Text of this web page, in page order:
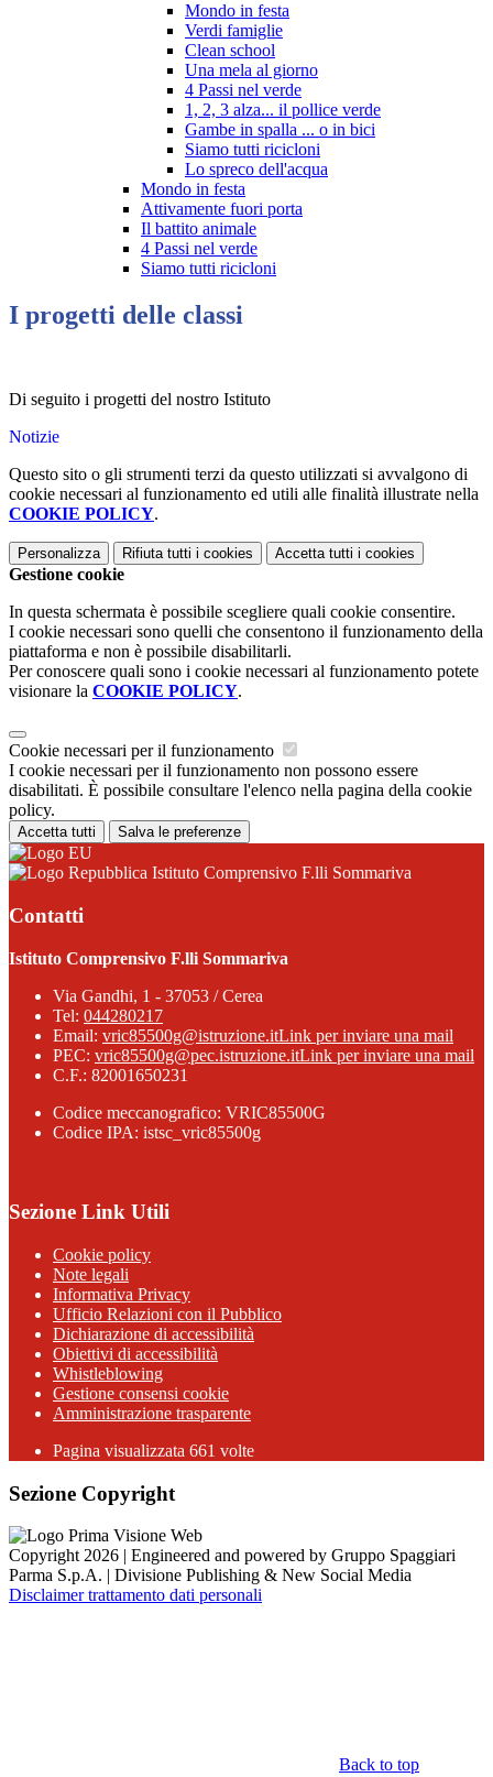
Mondo in festa
Verdi famiglie
Clean school
Una mela al giorno
4 Passi nel verde
1, 2, 3 alza... il pollice verde
Gambe in spalla ... o in bici
Siamo tutti ricicloni
Lo spreco dell'acqua
Mondo in festa
Attivamente fuori porta
Il battito animale
4 Passi nel verde
Siamo tutti ricicloni
I progetti delle classi
Di seguito i progetti del nostro Istituto
Notizie
Questo sito o gli strumenti terzi da questo utilizzati si avvalgono di
cookie necessari al funzionamento ed utili alle finalità illustrate nella
COOKIE POLICY.
Personalizza Rifiuta tutti i cookies Accetta tutti i cookies
Gestione cookie
In questa schermata è possibile scegliere quali cookie consentire.
I cookie necessari sono quelli che consentono il funzionamento della
piattaforma e non è possibile disabilitarli.
Per conoscere quali sono i cookie necessari al funzionamento potete
visionare la COOKIE POLICY.
Cookie necessari per il funzionamento
I cookie necessari per il funzionamento non possono essere
disabilitati. È possibile consultare l'elenco nella pagina della cookie
policy.
Accetta tutti Salva le preferenze
Istituto Comprensivo F.lli Sommariva
Contatti
Istituto Comprensivo F.lli Sommariva
Via Gandhi, 1 - 37053 / Cerea
Tel: 044280217
Email: vric85500g@istruzione.itLink per inviare una mail
PEC: vric85500g@pec.istruzione.itLink per inviare una mail
C.F.: 82001650231
Codice meccanografico: VRIC85500G
Codice IPA: istsc_vric85500g
Sezione Link Utili
Cookie policy
Note legali
Informativa Privacy
Ufficio Relazioni con il Pubblico
Dichiarazione di accessibilità
Obiettivi di accessibilità
Whistleblowing
Gestione consensi cookie
Amministrazione trasparente
Pagina visualizzata 661 volte
Sezione Copyright
Copyright 2026 | Engineered and powered by Gruppo Spaggiari
Parma S.p.A. | Divisione Publishing & New Social Media
Disclaimer trattamento dati personali
Back to top